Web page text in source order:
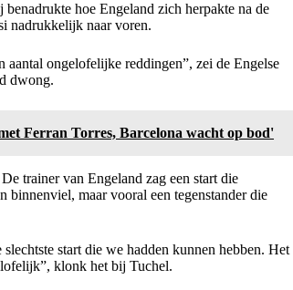
hoe Engeland zich herpakte na de
nadrukkelijk naar voren.
ongelofelijke reddingen”, zei de Engelse
dwong.
Ferran Torres, Barcelona wacht op bod'
trainer van Engeland zag een start die
binnenviel, maar vooral een tegenstander die
start die we hadden kunnen hebben. Het
klonk het bij Tuchel.